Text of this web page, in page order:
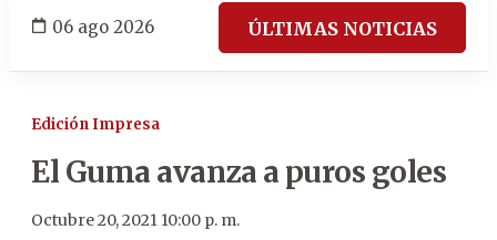
06 ago 2026 ÚLTIMAS NOTICIAS
Edición Impresa
El Guma avanza a puros goles
Octubre 20, 2021 10:00 p. m.